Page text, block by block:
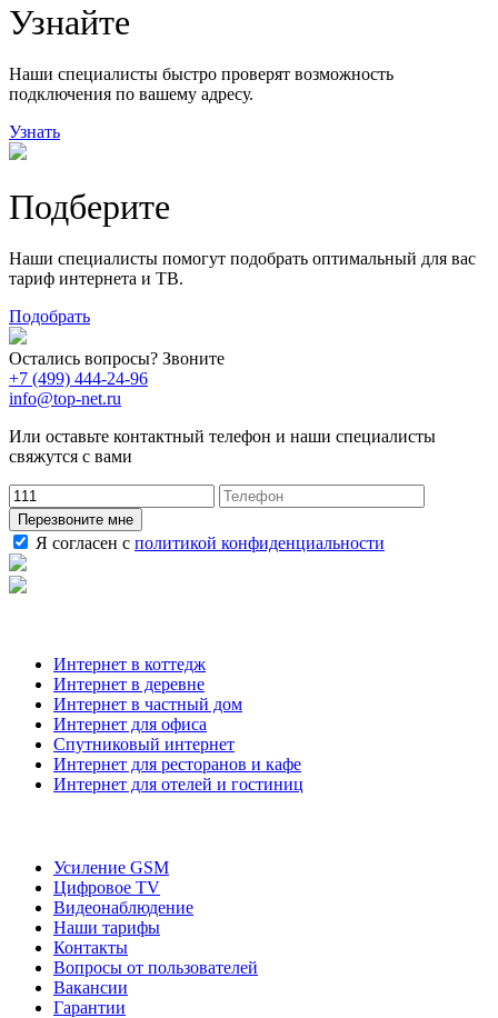
29
Узнайте
Наши специалисты быстро проверят возможность
подключения по вашему адресу.
Узнать
Подберите
Наши специалисты помогут подобрать оптимальный для вас
тариф интернета и ТВ.
Подобрать
Остались вопросы? Звоните
+7 (499) 444-24-96
info@top-net.ru
Или оставьте контактный телефон и наши специалисты
свяжутся с вами
Перезвоните мне
Я согласен с политикой конфиденциальности
Интернет в коттедж
Интернет в деревне
Интернет в частный дом
Интернет для офиса
Спутниковый интернет
Интернет для ресторанов и кафе
Интернет для отелей и гостиниц
Усиление GSM
Цифровое TV
Видеонаблюдение
Наши тарифы
Контакты
Вопросы от пользователей
Вакансии
Гарантии